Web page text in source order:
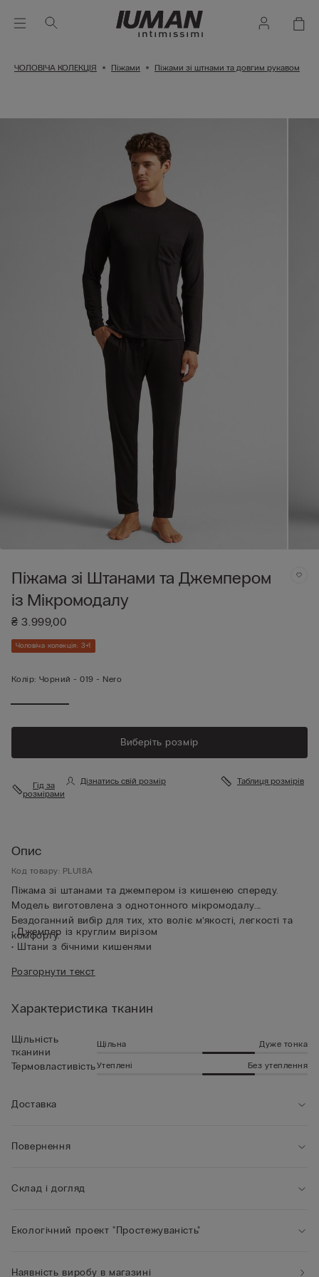
ЧОЛОВІЧА КОЛЕКЦІЯ Піжами Піжами зі штнами та довгим рукавом
Піжама зі Штанами та Джемпером
із Мікромодалу
₴ 3.999,00
Чоловіча колекція: 3+1
Колір: Чорний -019 - Nero
Виберіть розмір
Гід за
розмірами
Дізнатись свій розмір Таблиця розмірів
Опис
Код товару: PLU18A
Піжама зі штанами та джемпером із кишенею спереду.
Модель виготовлена з однотонного мікромодалу.
Бездоганний вибір для тих, хто воліє м’якості, легкості та
комфорту.
• Джемпер із круглим вирізом
• Штани з бічними кишенями
• Стандартний крій
До відома покупців: Придбаний вами товар може мати
характеристиками тканини, крою та обробки він повністю
відповідає позиції на цій сторінці.
Розгорнути текст
Характеристика тканин
Щільність
тканини
Щільна Дуже тонка
ТермовластивістьУтеплені Без утеплення
Доставка
Повернення
Склад і догляд
Екологічний проект "Простежуваність"
Наявність виробу в магазині